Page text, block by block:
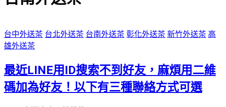
台中外送茶 台北外送茶 台南外送茶 彰化外送茶 新竹外送茶 高
雄外送茶
最近LINE用ID搜索不到好友，麻煩用二維
碼加為好友！以下有三種聯絡方式可選